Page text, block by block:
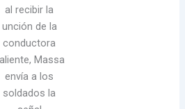
al recibir la
unción de la
conductora
Massa
envía a los
soldados la